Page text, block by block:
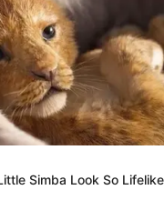
Simba Look So